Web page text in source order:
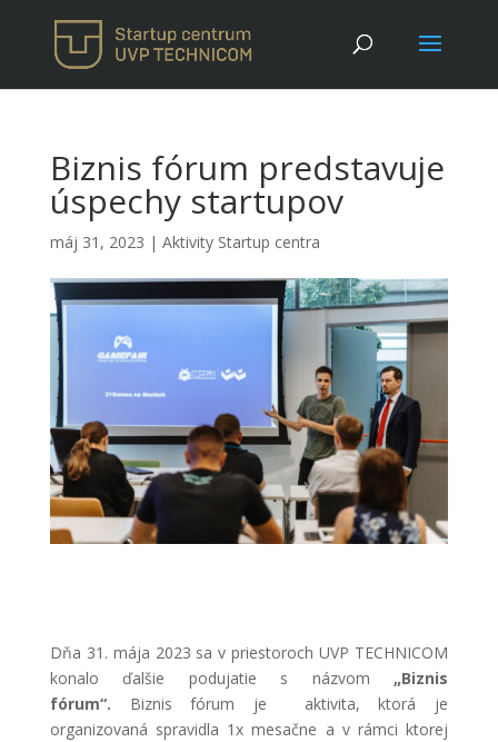
Biznis fórum predstavuje
úspechy startupov
máj 31, 2023 | Aktivity Startup centra
Dňa 31. mája 2023 sa v priestoroch UVP TECHNICOM
konalo ďalšie podujatie s názvom „Biznis
fórum“. Biznis fórum je aktivita, ktorá je
organizovaná spravidla 1x mesačne a v rámci ktorej